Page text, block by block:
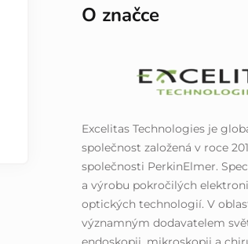
O značce
Excelitas Technologies je
společnost založená v roce
společnosti PerkinElmer.
a výrobu pokročilých
optických technologií. V
významným dodavatelem